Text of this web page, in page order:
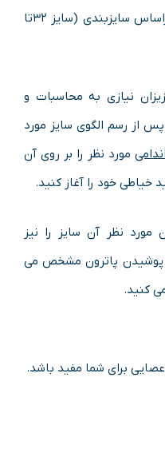
شده است. در این روش الگوها براساس سایزبندی (سایز ۳۲تا
نیازی به محاسبات و
از رسم الگوی سایز مورد
مورد نظر را بر روی آن
خیاطی خود را آغاز کنید.
مورد نظر آن سایز را نیز
پوشیدن پاترون مشخص می
کنید.
برای شما مفید باشد.